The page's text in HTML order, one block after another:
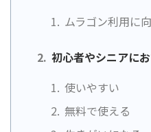
ムラゴン利用に
初心者やシニアに
使いやすい
無料で使える